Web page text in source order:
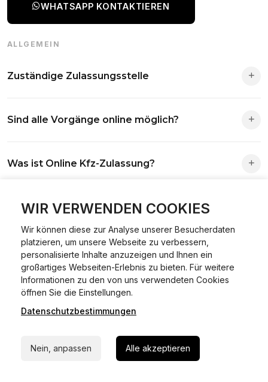
WIR VERWENDEN COOKIES
Wir können diese zur Analyse unserer Besucherdaten
platzieren, um unsere Webseite zu verbessern,
personalisierte Inhalte anzuzeigen und Ihnen ein
großartiges Webseiten-Erlebnis zu bieten. Für weitere
Informationen zu den von uns verwendeten Cookies
öffnen Sie die Einstellungen.
Datenschutzbestimmungen
Nein, anpassen Alle akzeptieren
WHATSAPP KONTAKTIEREN
ALLGEMEIN
Zuständige Zulassungsstelle
Antrag wird automatisch an die richtige Stelle weitergeleitet.
Sind alle Vorgänge online möglich?
Abmeldungen für Fahrzeuge mit Erstzulassung vor dem
Was ist Online Kfz-Zulassung?
ummelden oder abmelden kannst – inklusive Dateneingabe,
Dokumentprüfung und Bezahlung.
Welche Vorteile gibt es?
Zeitersparnis, flexible Durchführung, kein Besuch der
Behörde notwendig.
Welche Unterlagen werden benötigt?
Fahrzeugbrief, Fahrzeugschein, Ausweis oder Reisepass,
Versicherungsnachweis, falls erforderlich TÜV-Bericht.
Wie sicher ist das Verfahren?
Kann ich mein Fahrzeug online ummelden oder
abmelden?